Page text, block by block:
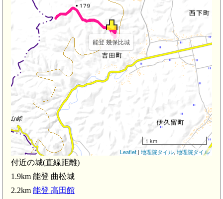
能登 幾保比城
1 km
Leaflet | 地理院タイル, 地理院タイル
付近の城(直線距離)
1.9km 能登 曲松城
2.2km 能登 高田館